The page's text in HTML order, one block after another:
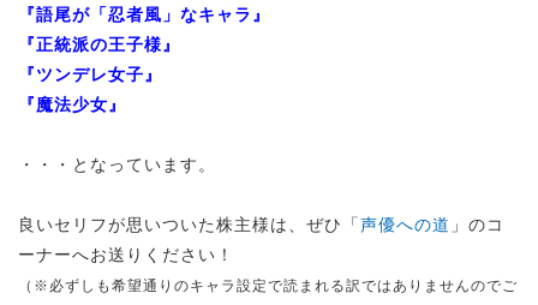
『語尾が「忍者風」なキャラ』
『正統派の王子様』
『ツンデレ女子』
『魔法少女』
・・・となっています。
良いセリフが思いついた株主様は、ぜひ「声優への道 」のコ
ーナーへお送りください！
（※必ずしも希望通りのキャラ設定で読まれる訳ではありませんのでご